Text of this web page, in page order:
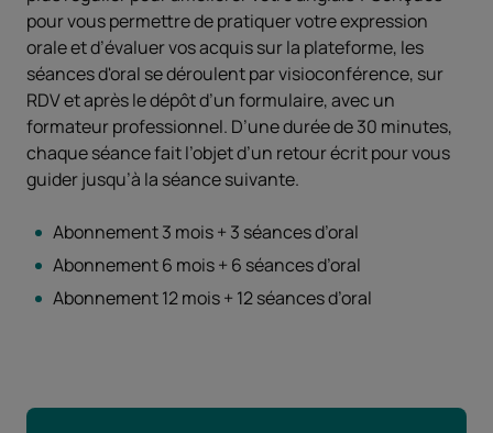
pour vous permettre de pratiquer votre expression
orale et d’évaluer vos acquis sur la plateforme, les
séances d'oral se déroulent par visioconférence, sur
RDV et après le dépôt d’un formulaire, avec un
formateur professionnel. D’une durée de 30 minutes,
chaque séance fait l’objet d’un retour écrit pour vous
guider jusqu’à la séance suivante.
Abonnement 3 mois + 3 séances d’oral
Abonnement 6 mois + 6 séances d’oral
Abonnement 12 mois + 12 séances d’oral